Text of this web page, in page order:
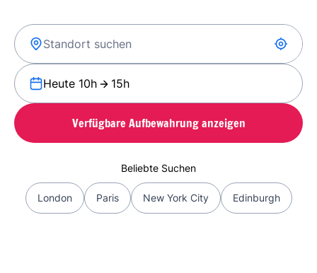
Heute 10h 15h
Verfügbare Aufbewahrung anzeigen
Beliebte Suchen
London Paris New York City Edinburgh